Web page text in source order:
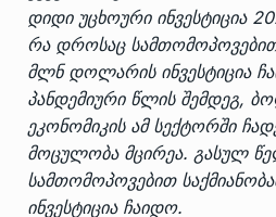
დიდი უცხოური ინვესტიცია
რა დროსაც
მლნ დოლარის ინვესტიცია
პანდემიური წლის შემდეგ,
ეკონომიკის ამ სექტორში
მოცულობა მცირეა. გასულ
სამთომოპოვებით
ინვესტიცია ჩაიდო.